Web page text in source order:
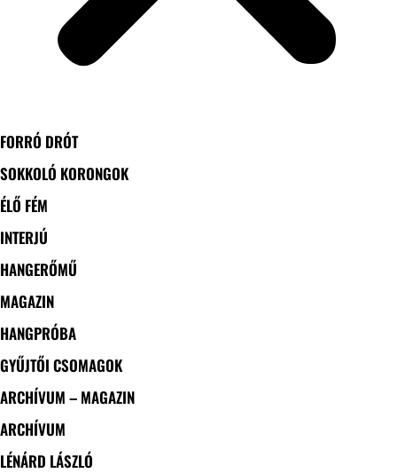
FORRÓ DRÓT
SOKKOLÓ KORONGOK
ÉLŐ FÉM
INTERJÚ
HANGERŐMŰ
MAGAZIN
HANGPRÓBA
GYŰJTŐI CSOMAGOK
ARCHÍVUM – MAGAZIN
ARCHÍVUM
LÉNÁRD LÁSZLÓ